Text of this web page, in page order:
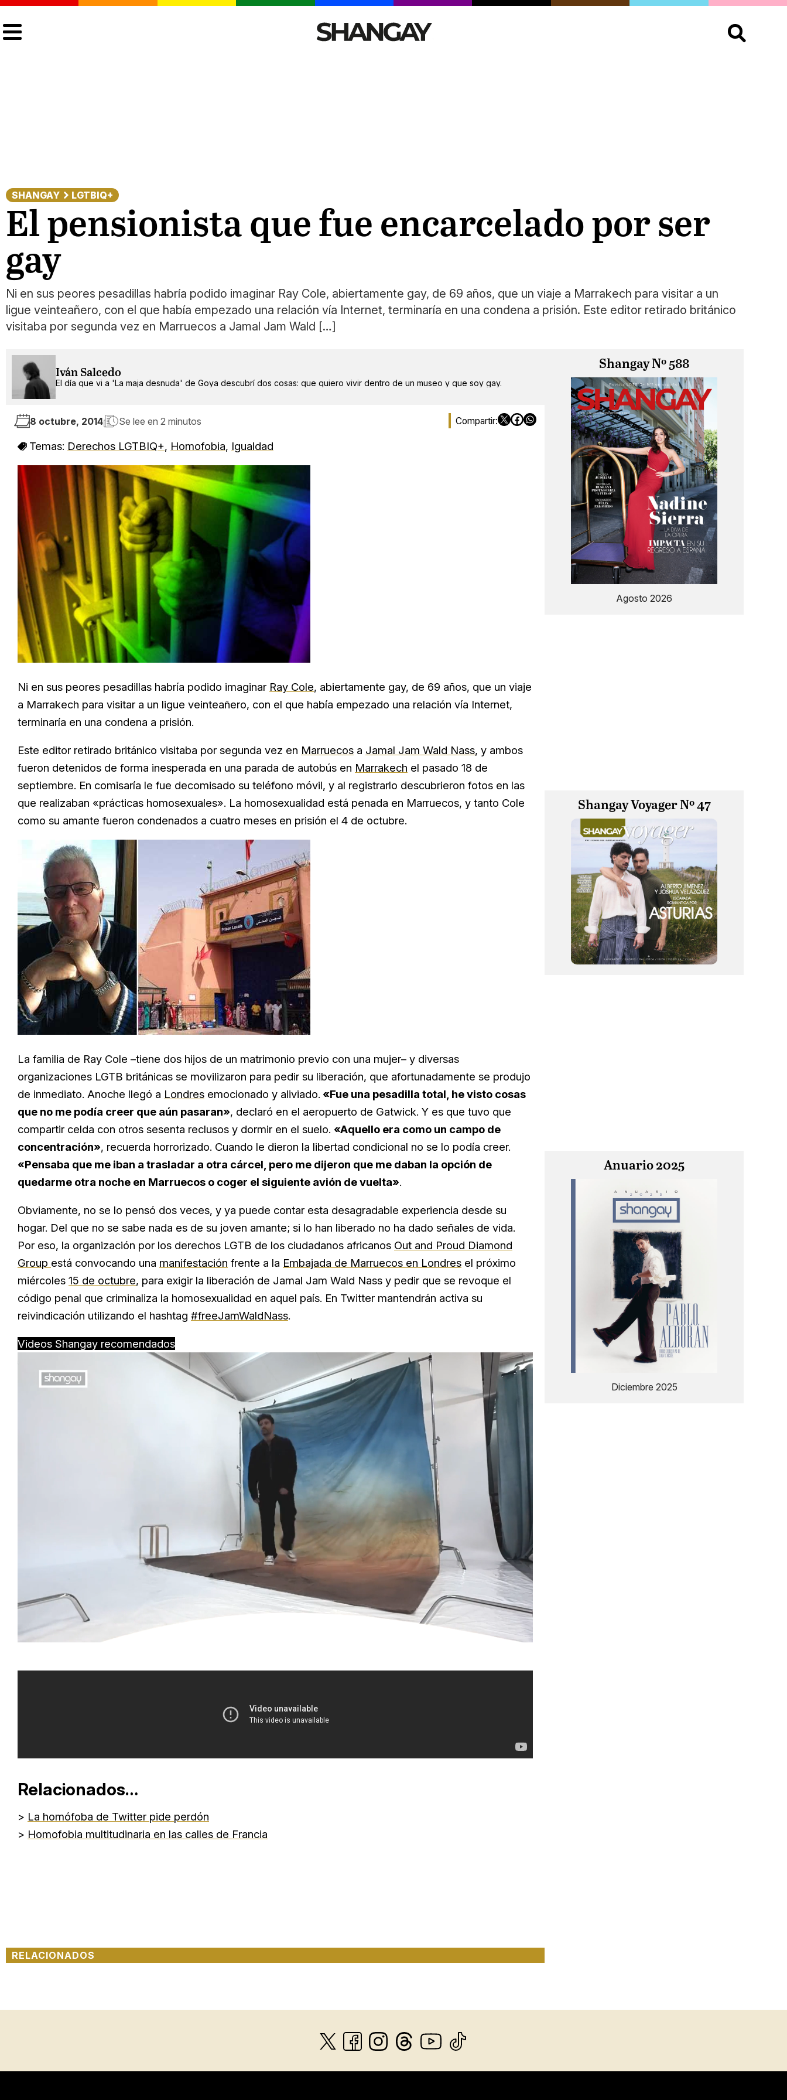
Buscar:
SHANGAY LGTBIQ+
El pensionista que fue encarcelado por ser
gay
Ni en sus peores pesadillas habría podido imaginar Ray Cole, abiertamente gay, de 69 años, que un viaje a Marrakech para visitar a un
ligue veinteañero, con el que había empezado una relación vía Internet, terminaría en una condena a prisión. Este editor retirado británico
visitaba por segunda vez en Marruecos a Jamal Jam Wald […]
Iván Salcedo
El día que vi a 'La maja desnuda' de Goya descubrí dos cosas: que quiero vivir dentro de un museo y que soy gay.
8 octubre, 2014 Se lee en 2 minutos
Temas: Derechos LGTBIQ+, Homofobia, Igualdad
Ni en sus peores pesadillas habría podido imaginar Ray Cole, abiertamente gay, de 69 años, que un viaje
a Marrakech para visitar a un ligue veinteañero, con el que había empezado una relación vía Internet,
terminaría en una condena a prisión.
Este editor retirado británico visitaba por segunda vez en Marruecos a Jamal Jam Wald Nass, y ambos
fueron detenidos de forma inesperada en una parada de autobús en Marrakech el pasado 18 de
septiembre. En comisaría le fue decomisado su teléfono móvil, y al registrarlo descubrieron fotos en las
que realizaban «prácticas homosexuales». La homosexualidad está penada en Marruecos, y tanto Cole
como su amante fueron condenados a cuatro meses en prisión el 4 de octubre.
La familia de Ray Cole –tiene dos hijos de un matrimonio previo con una mujer– y diversas
organizaciones LGTB británicas se movilizaron para pedir su liberación, que afortunadamente se produjo
de inmediato. Anoche llegó a Londres emocionado y aliviado. «Fue una pesadilla total, he visto cosas
que no me podía creer que aún pasaran», declaró en el aeropuerto de Gatwick. Y es que tuvo que
compartir celda con otros sesenta reclusos y dormir en el suelo. «Aquello era como un campo de
concentración», recuerda horrorizado. Cuando le dieron la libertad condicional no se lo podía creer.
«Pensaba que me iban a trasladar a otra cárcel, pero me dijeron que me daban la opción de
quedarme otra noche en Marruecos o coger el siguiente avión de vuelta».
Obviamente, no se lo pensó dos veces, y ya puede contar esta desagradable experiencia desde su
hogar. Del que no se sabe nada es de su joven amante; si lo han liberado no ha dado señales de vida.
Por eso, la organización por los derechos LGTB de los ciudadanos africanos Out and Proud Diamond
Group está convocando una manifestación frente a la Embajada de Marruecos en Londres el próximo
miércoles 15 de octubre, para exigir la liberación de Jamal Jam Wald Nass y pedir que se revoque el
código penal que criminaliza la homosexualidad en aquel país. En Twitter mantendrán activa su
reivindicación utilizando el hashtag #freeJamWaldNass.
Videos Shangay recomendados
Relacionados…
> La homófoba de Twitter pide perdón
> Homofobia multitudinaria en las calles de Francia
RELACIONADOS
Shangay Nº 588
Agosto 2026
Shangay Voyager Nº 47
Anuario 2025
Diciembre 2025